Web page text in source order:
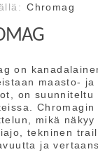
Chromag
on
maasto-
on suunniteltu
mikä
tekninen
ja